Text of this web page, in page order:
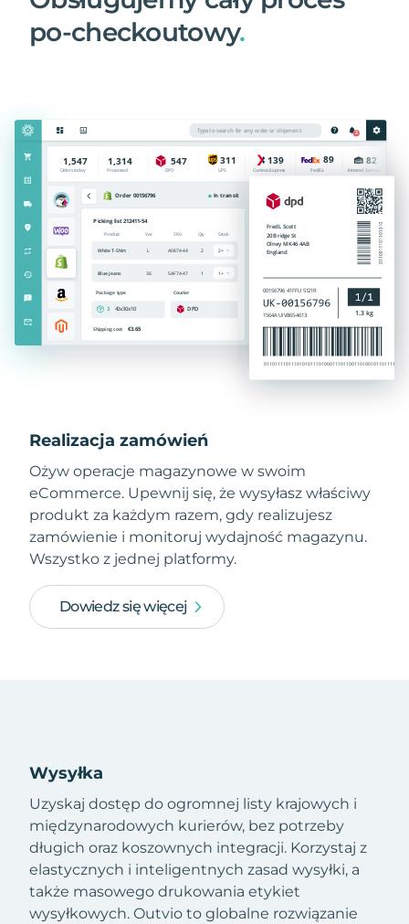
po-checkoutowy.
Realizacja zamówień
Ożyw operacje magazynowe w swoim
eCommerce. Upewnij się, że wysyłasz właściwy
produkt za każdym razem, gdy realizujesz
zamówienie i monitoruj wydajność magazynu.
Wszystko z jednej platformy.
Dowiedz się więcej
Wysyłka
Uzyskaj dostęp do ogromnej listy krajowych i
międzynarodowych kurierów, bez potrzeby
długich oraz koszownych integracji. Korzystaj z
elastycznych i inteligentnych zasad wysyłki, a
także masowego drukowania etykiet
wysyłkowych. Outvio to globalne rozwiązanie